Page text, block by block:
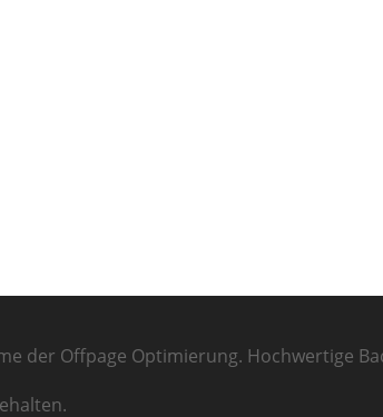
der Offpage Optimierung. Hochwertige